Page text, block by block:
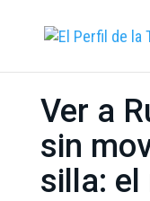
Ver a
sin
silla: el